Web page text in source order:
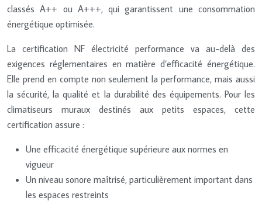
classés A++ ou A+++, qui garantissent une consommation
énergétique optimisée.
La certification NF électricité performance va au-delà des
exigences réglementaires en matière d’efficacité énergétique.
Elle prend en compte non seulement la performance, mais aussi
la sécurité, la qualité et la durabilité des équipements. Pour les
climatiseurs muraux destinés aux petits espaces, cette
certification assure :
Une efficacité énergétique supérieure aux normes en
vigueur
Un niveau sonore maîtrisé, particulièrement important dans
les espaces restreints